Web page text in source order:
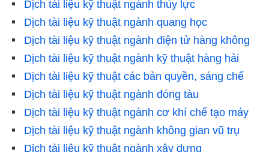
Dịch tài liệu kỹ thuật ngành thủy lực
Dịch tài liệu kỹ thuật ngành quang học
Dịch tài liệu kỹ thuật ngành điện tử hàng không
Dịch tài liệu kỹ thuật ngành kỹ thuật hàng hải
Dịch tài liệu kỹ thuật các bản quyền, sáng chế
Dịch tài liệu kỹ thuật ngành đóng tàu
Dịch tài liệu kỹ thuật ngành cơ khí chế tạo máy
Dịch tài liệu kỹ thuật ngành không gian vũ trụ
Dịch tài liệu kỹ thuật ngành xây dựng